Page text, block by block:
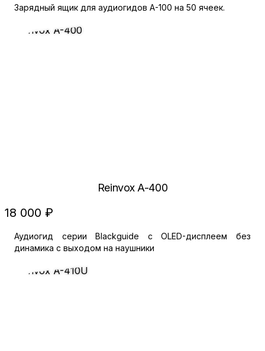
Зарядный ящик для аудиогидов А-100 на 50 ячеек.
Reinvox A-400
18 000 ₽
Аудиогид серии Blackguide с OLED-дисплеем без
динамика с выходом на наушники